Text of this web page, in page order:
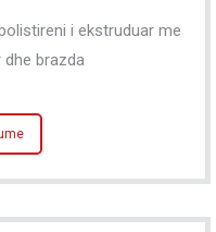
i ekstruduar me
brazda